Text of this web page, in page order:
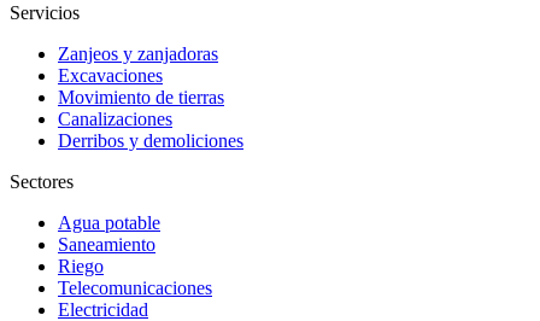
Servicios
Zanjeos y zanjadoras
Excavaciones
Movimiento de tierras
Canalizaciones
Derribos y demoliciones
Sectores
Agua potable
Saneamiento
Riego
Telecomunicaciones
Electricidad